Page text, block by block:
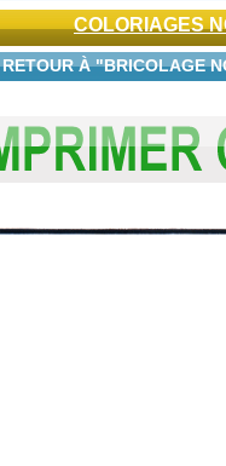
COLORIAGES
RETOUR À "BRICOLAGE